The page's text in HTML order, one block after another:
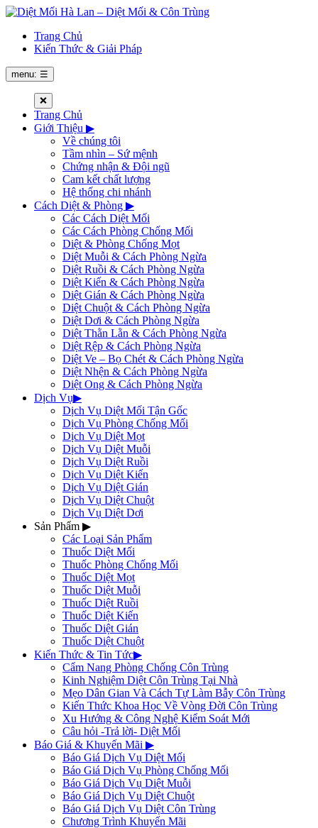
Trang Chủ
Kiến Thức & Giải Pháp
menu: ☰
❌
Trang Chủ
Giới Thiệu ▶
Về chúng tôi
Tầm nhìn – Sứ mệnh
Chứng nhận & Đội ngũ
Cam kết chất lượng
Hệ thống chi nhánh
Cách Diệt & Phòng ▶
Các Cách Diệt Mối
Các Cách Phòng Chống Mối
Diệt & Phòng Chống Mọt
Diệt Muỗi & Cách Phòng Ngừa
Diệt Ruồi & Cách Phòng Ngừa
Diệt Kiến & Cách Phòng Ngừa
Diệt Gián & Cách Phòng Ngừa
Diệt Chuột & Cách Phòng Ngừa
Diệt Dơi & Cách Phòng Ngừa
Diệt Thằn Lằn & Cách Phòng Ngừa
Diệt Rệp & Cách Phòng Ngừa
Diệt Ve – Bọ Chét & Cách Phòng Ngừa
Diệt Nhện & Cách Phòng Ngừa
Diệt Ong & Cách Phòng Ngừa
Dịch Vụ▶
Dịch Vụ Diệt Mối Tận Gốc
Dịch Vụ Phòng Chống Mối
Dịch Vụ Diệt Mọt
Dịch Vụ Diệt Muỗi
Dịch Vụ Diệt Ruồi
Dịch Vụ Diệt Kiến
Dịch Vụ Diệt Gián
Dịch Vụ Diệt Chuột
Dịch Vụ Diệt Dơi
Sản Phẩm ▶
Các Loại Sản Phẩm
Thuốc Diệt Mối
Thuốc Phòng Chống Mối
Thuốc Diệt Mọt
Thuốc Diệt Muỗi
Thuốc Diệt Ruồi
Thuốc Diệt Kiến
Thuốc Diệt Gián
Thuốc Diệt Chuột
Kiến Thức & Tin Tức▶
Cẩm Nang Phòng Chống Côn Trùng
Kinh Nghiệm Diệt Côn Trùng Tại Nhà
Mẹo Dân Gian Và Cách Tự Làm Bẫy Côn Trùng
Kiến Thức Khoa Học Về Vòng Đời Côn Trùng
Xu Hướng & Công Nghệ Kiểm Soát Mới
Câu hỏi -Trả lời- Diệt Mối
Báo Giá & Khuyến Mãi ▶
Báo Giá Dịch Vụ Diệt Mối
Báo Giá Dịch Vụ Phòng Chống Mối
Báo Giá Dịch Vụ Diệt Muỗi
Báo Giá Dịch Vụ Diệt Chuột
Báo Giá Dịch Vụ Diệt Côn Trùng
Chương Trình Khuyến Mãi